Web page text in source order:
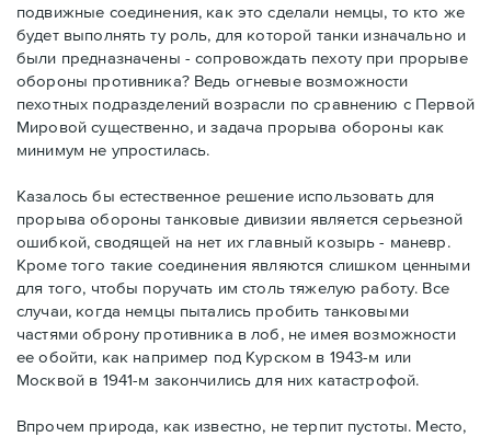
подвижные соединения, как это сделали немцы, то кто же
будет выполнять ту роль, для которой танки изначально и
были предназначены - сопровождать пехоту при прорыве
обороны противника? Ведь огневые возможности
пехотных подразделений возрасли по сравнению с Первой
Мировой существенно, и задача прорыва обороны как
минимум не упростилась.
Казалось бы естественное решение использовать для
прорыва обороны танковые дивизии является серьезной
ошибкой, сводящей на нет их главный козырь - маневр.
Кроме того такие соединения являются слишком ценными
для того, чтобы поручать им столь тяжелую работу. Все
случаи, когда немцы пытались пробить танковыми
частями оброну противника в лоб, не имея возможности
ее обойти, как например под Курском в 1943-м или
Москвой в 1941-м закончились для них катастрофой.
Впрочем природа, как известно, не терпит пустоты. Место,